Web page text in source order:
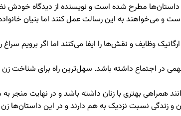
مطرح شده است و نویسنده از دیدگاه خودش
و می‌خواهند به این رسالت عمل کنند اما بنیان
وظایف و نقش‌ها را ایفا می‌کنند اما اگر برویم
در اجتماع داشته باشد. سهل‌ترین راه برای شناخت
همراهی بهتری با زنان داشته باشد و در نهایت منجر
و زندگی نسبت نزدیک به هم دارند و در این